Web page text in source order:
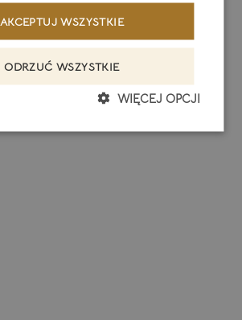
AKCEPTUJ WSZYSTKIE
ODRZUĆ WSZYSTKIE
WIĘCEJ OPCJI